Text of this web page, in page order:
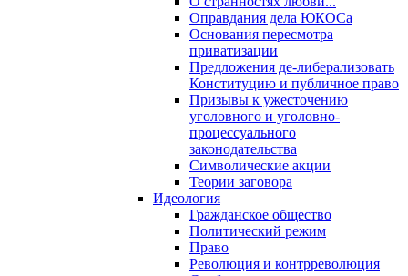
Оправдания дела ЮКОСа
Основания пересмотра
приватизации
Предложения де-либерализовать
Конституцию и публичное право
Призывы к ужесточению
уголовного и уголовно-
процессуального
законодательства
Символические акции
Теории заговора
Идеология
Гражданское общество
Политический режим
Право
Революция и контрреволюция